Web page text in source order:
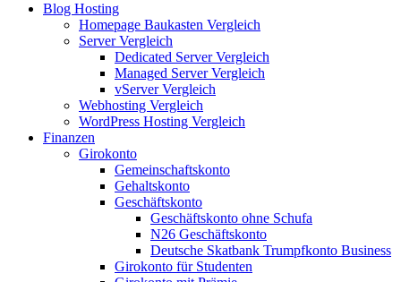
Blog Hosting
Homepage Baukasten Vergleich
Server Vergleich
Dedicated Server Vergleich
Managed Server Vergleich
vServer Vergleich
Webhosting Vergleich
WordPress Hosting Vergleich
Finanzen
Girokonto
Gemeinschaftskonto
Gehaltskonto
Geschäftskonto
Geschäftskonto ohne Schufa
N26 Geschäftskonto
Deutsche Skatbank Trumpfkonto Business
Girokonto für Studenten